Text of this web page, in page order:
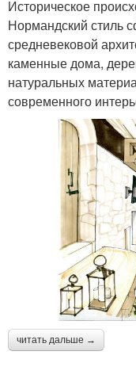
Историческое
Нормандский стиль
средневековой
каменные дома,
натуральных
современного
читать дальше →